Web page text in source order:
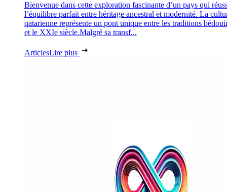
Bienvenue dans cette exploration fascinante d’un pays qui
l’équilibre parfait entre héritage ancestral et modernité. La
qatarienne représente un pont unique entre les traditions
et le XXIe siècle.Malgré sa transf...
ArticlesLire plus